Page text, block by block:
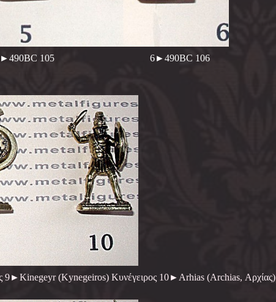
5►490BC 105 6►490BC 106
9►Kinegeyr (Kynegeiros) Κυνέγειρος 10►Arhias (Archias, Αρχίας)